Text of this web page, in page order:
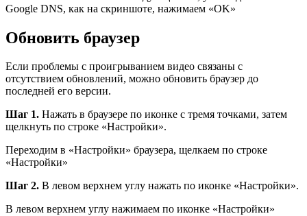
Google DNS, как на скриншоте, нажимаем «OK»
Обновить браузер
Если проблемы с проигрыванием видео связаны с
отсутствием обновлений, можно обновить браузер до
последней его версии.
Шаг 1. Нажать в браузере по иконке с тремя точками, затем
щелкнуть по строке «Настройки».
Переходим в «Настройки» браузера, щелкаем по строке
«Настройки»
Шаг 2. В левом верхнем углу нажать по иконке «Настройки».
В левом верхнем углу нажимаем по иконке «Настройки»